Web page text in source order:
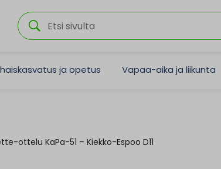
ja opetus Vapaa-aika ja liikunta
ottelu KaPa-51 – Kiekko-Espoo D11